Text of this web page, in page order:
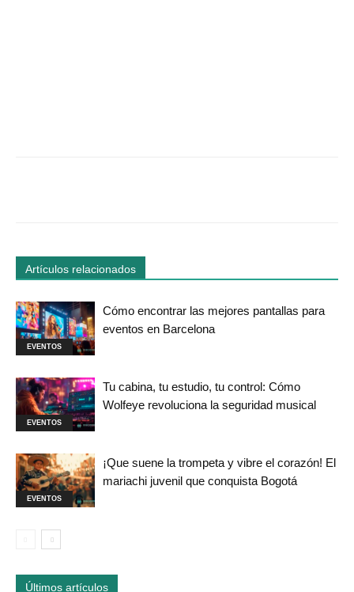
Artículos relacionados
EVENTOS
Cómo encontrar las mejores pantallas para
eventos en Barcelona
EVENTOS
Tu cabina, tu estudio, tu control: Cómo
Wolfeye revoluciona la seguridad musical
EVENTOS
¡Que suene la trompeta y vibre el corazón! El
mariachi juvenil que conquista Bogotá
Últimos artículos